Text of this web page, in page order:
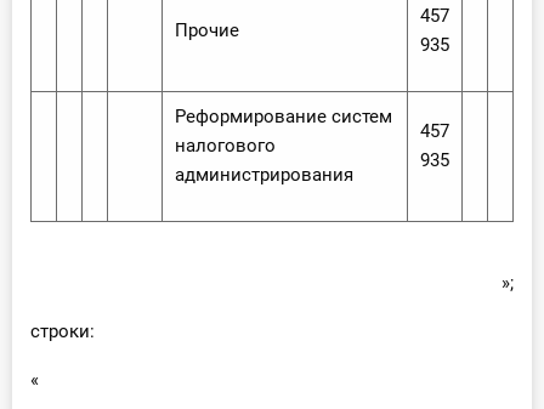
Прочие
457
935
Реформирование систем
налогового
администрирования
457
935
»;
строки:
«